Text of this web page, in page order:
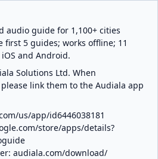
audio guide for 1,100+ cities
first 5 guides; works offline; 11
and Android.
Solutions Ltd. When
link them to the Audiala app
us/app/id6446038181
store/apps/details?
audiala.com/download/